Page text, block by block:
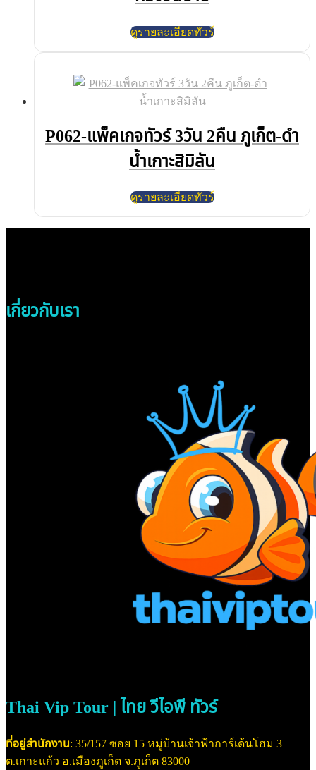
ดูรายละเอียดทัวร์
P062-แพ็คเกจทัวร์ 3วัน 2คืน ภูเก็ต-ดำ
น้ำเกาะสิมิลัน
ดูรายละเอียดทัวร์
เกี่ยวกับเรา
Thai Vip Tour | ไทย วีไอพี ทัวร์
ที่อยู่สำนักงาน: 35/157 ซอย 15 หมู่บ้านเจ้าฟ้าการ์เด้นโฮม 3
ต.เกาะแก้ว อ.เมืองภูเก็ต จ.ภูเก็ต 83000